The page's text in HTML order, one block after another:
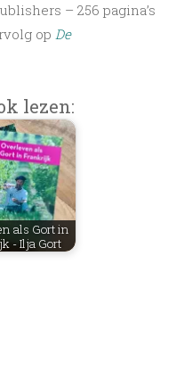
– 256 pagina’s
op De
lezen:
als Gort in
- Ilja Gort